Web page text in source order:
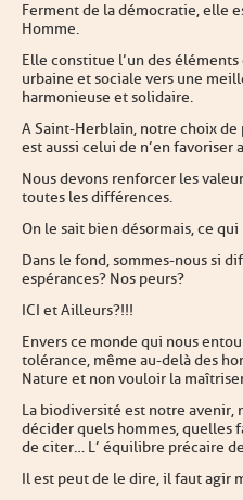
Ferment de la démocratie, elle
Homme.
Elle constitue l’un des
urbaine et sociale vers une
harmonieuse et solidaire.
A Saint-Herblain, notre choix
est aussi celui de n’en
Nous devons renforcer les
toutes les différences.
On le sait bien désormais, ce
Dans le fond, sommes-nous si
espérances ? Nos peurs ?
ICI et Ailleurs ?!!!
Envers ce monde qui nous
tolérance, même au-delà des
Nature et non vouloir la
La biodiversité est notre avenir,
décider quels hommes, quelles
de citer… L’ équilibre précaire
Il est peut de le dire, il faut agir